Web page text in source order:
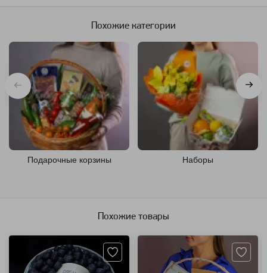
Похожие категории
Подарочные корзины Наборы
Похожие товары